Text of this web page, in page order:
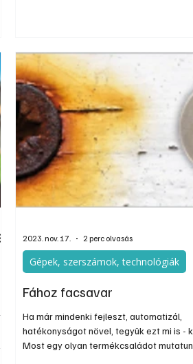
Fához facsavar
Ha már mindenki fejleszt, automatizál,
hatékonyságot növel, tegyük ezt mi is -
Most egy olyan termékcsaládot
Gépek, szerszámok, technológiák
2023. nov. 17. 2 perc olvasás